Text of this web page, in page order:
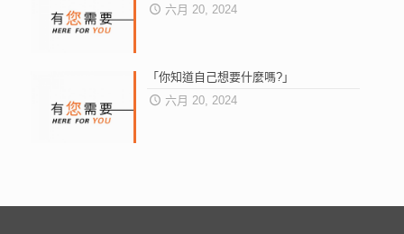
六月 20, 2024
「你知道自己想要什麼嗎?」
六月 20, 2024